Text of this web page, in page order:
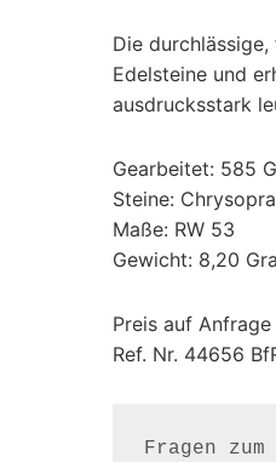
Die
Edelsteine und
ausdrucksstark
Gearbeitet: 585
Steine:
Maße: RW 53
Gewicht: 8,20
Preis auf Anfrage
Ref. Nr. 44656
Fragen